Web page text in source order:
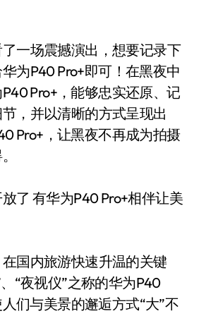
场震撼演出，想要记录下
为P40 Pro+即可！在黑夜中
Pro+，能够忠实还原、记
，并以清晰的方式呈现出
Pro+，让黑夜不再成为拍摄
了 有华为P40 Pro+相伴让美
内旅游快速升温的关键
“夜视仪”之称的华为P40
们与美景的邂逅方式“大”不